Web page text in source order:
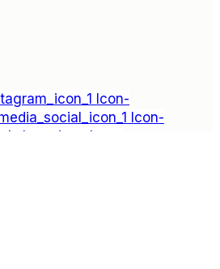
Icon-
Icon-
Icon-